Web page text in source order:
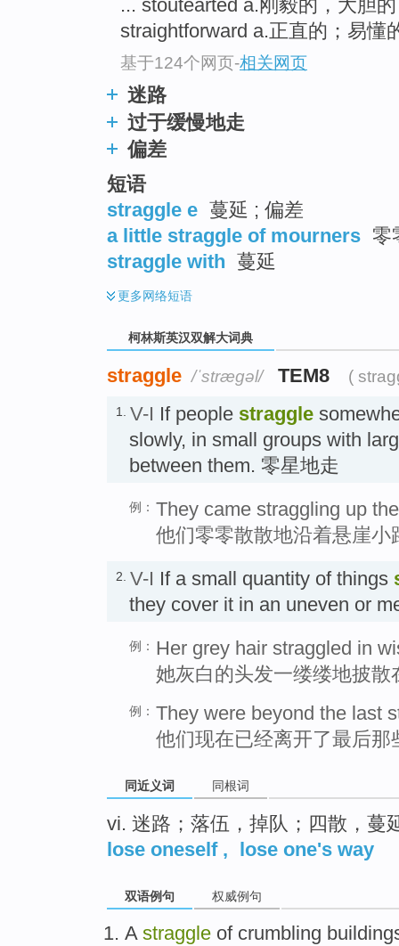
... stoutearted a.刚毅的，大胆
straightforward a.正直的；易懂
基于124个网页-相关网页
迷路
过于缓慢地走
偏差
短语
straggle e 蔓延 ; 偏差
a little straggle of mourners 零
straggle with 蔓延
更多网络短语
柯林斯英汉双解大词典
straggle /ˈstræɡəl/ TEM8 (
1. V-I If people straggle
slowly, in small groups with
between them. 零星地走
例： They came straggling up
他们零零散散地沿着悬崖小
2. V-I If a small quantity of things
they cover it in an uneven or
例： Her grey hair straggled in
她灰白的头发一缕缕地披散
例： They were beyond the last
他们现在已经离开了最后
同近义词 同根词
vi. 迷路；落伍，掉队；四散，蔓
lose oneself, lose one's way
双语例句 权威例句
A straggle of crumbling